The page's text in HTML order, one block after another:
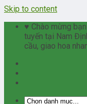
Skip to content
♥ Chào mừng
tuyến tại Nam
cầu, giao hoa